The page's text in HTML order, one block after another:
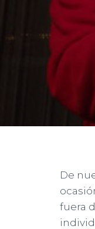
De
fuera